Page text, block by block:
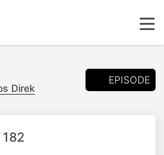
Direk
EPISODE